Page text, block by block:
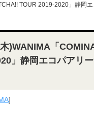
TOUR 2019-2020」静岡
)WANIMA「
」静岡エコパアリ
]